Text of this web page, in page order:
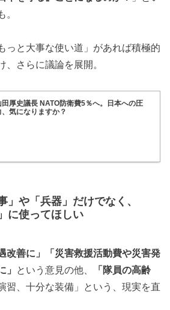
。
っと大事な使い道」があれば積極的
、さらに議論を展開。
田厚史議長 NATO防衛費5％へ。日本への圧
、気になりますか？
」や「兵器」だけでなく、
に使ってほしい
改善に」「災害救援活動費や災害発
」
という意見の他、
「隊員の高齢
習、十分な装備」という、現実を直